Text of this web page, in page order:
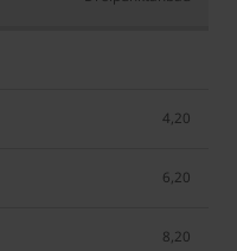
4,20
6,20
8,20